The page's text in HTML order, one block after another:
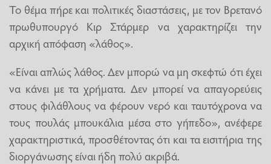
Το θέμα πήρε και πολιτικές διαστάσεις, με τον Βρετανό
πρωθυπουργό Κιρ Στάρμερ να χαρακτηρίζει την
αρχική απόφαση «λάθος».
«Είναι απλώς λάθος. Δεν μπορώ να μη σκεφτώ ότι έχει
να κάνει με τα χρήματα. Δεν μπορεί να απαγορεύεις
στους φιλάθλους να φέρουν νερό και ταυτόχρονα να
τους πουλάς μπουκάλια μέσα στο γήπεδο», ανέφερε
χαρακτηριστικά, προσθέτοντας ότι και τα εισιτήρια της
διοργάνωσης είναι ήδη πολύ ακριβά.